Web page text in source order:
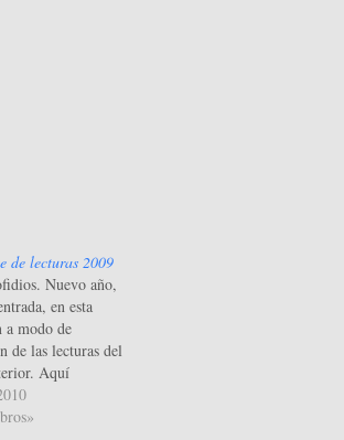
de lecturas 2009
Nuevo año,
en esta
a modo de
de las lecturas del
Aquí
mis pobres
(pobres por ser